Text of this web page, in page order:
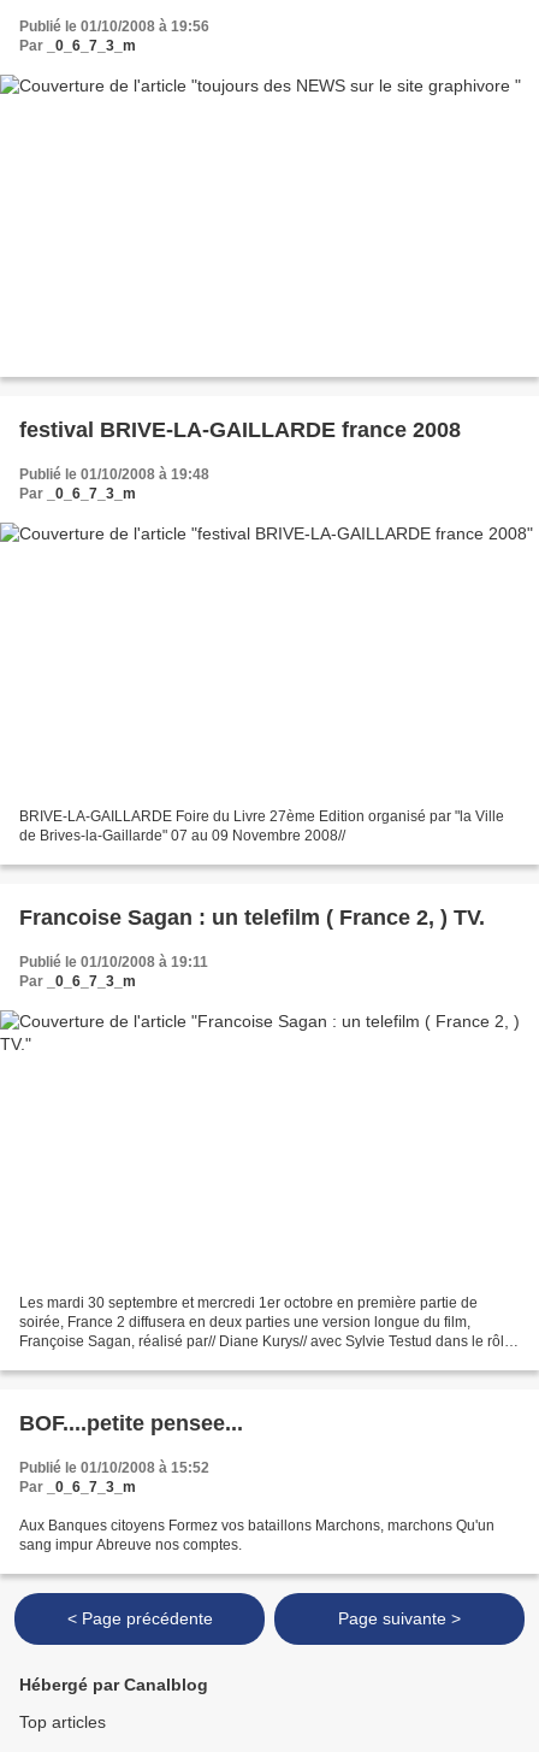
Publié le 01/10/2008 à 19:56
Par
_0_6_7_3_m
festival BRIVE-LA-GAILLARDE france 2008
Publié le 01/10/2008 à 19:48
Par
_0_6_7_3_m
BRIVE-LA-GAILLARDE Foire du Livre 27ème Edition organisé par "la Ville
de Brives-la-Gaillarde" 07 au 09 Novembre 2008//
Francoise Sagan : un telefilm ( France 2, ) TV.
Publié le 01/10/2008 à 19:11
Par
_0_6_7_3_m
Les mardi 30 septembre et mercredi 1er octobre en première partie de
soirée, France 2 diffusera en deux parties une version longue du film,
Françoise Sagan, réalisé par// Diane Kurys// avec Sylvie Testud dans le rôle
BOF....petite pensee...
Publié le 01/10/2008 à 15:52
Par
_0_6_7_3_m
Aux Banques citoyens Formez vos bataillons Marchons, marchons Qu'un
sang impur Abreuve nos comptes.
< Page précédente Page suivante >
Hébergé par Canalblog
Top articles